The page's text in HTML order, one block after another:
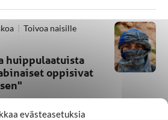
evästeasetuksia
Toivoa naisille
huippulaatuista
oppisivat